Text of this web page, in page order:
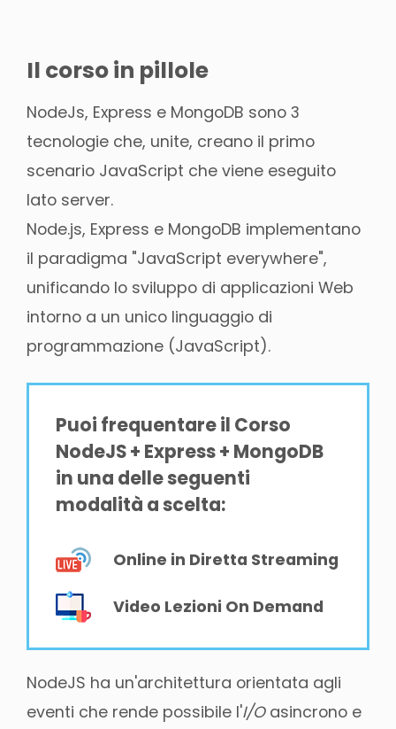
Il corso in pillole
NodeJs, Express e MongoDB sono 3
tecnologie che, unite, creano il primo
scenario JavaScript che viene eseguito
lato server.
Node.js, Express e MongoDB implementano
il paradigma "JavaScript everywhere",
unificando lo sviluppo di applicazioni Web
intorno a un unico linguaggio di
programmazione (JavaScript).
Puoi frequentare il Corso
NodeJS + Express + MongoDB
in una delle seguenti
modalità a scelta:
Online in Diretta Streaming
Video Lezioni On Demand
NodeJS ha un'architettura orientata agli
eventi che rende possibile l'I/Oasincrono e